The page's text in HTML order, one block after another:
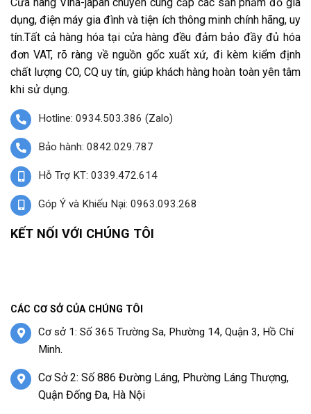
dụng, điện máy gia đình và tiện ích thông minh chính hãng, uy
tín.Tất cả hàng hóa tại cửa hàng đều đảm bảo đầy đủ hóa
đơn VAT, rõ ràng về nguồn gốc xuất xứ, đi kèm kiểm định
chất lượng CO, CQ uy tín, giúp khách hàng hoàn toàn yên tâm
khi sử dụng.
Hotline: 0934.503.386 (Zalo)
Bảo hành: 0842.029.787
Hỗ Trợ KT: 0339.472.614
Góp Ý và Khiếu Nại: 0963.093.268
KẾT NỐI VỚI CHÚNG TÔI
CÁC CƠ SỞ CỦA CHÚNG TÔI
Cơ sở 1: Số 365 Trường Sa, Phường 14, Quận 3, Hồ Chí
Minh.
Cơ Sở 2: Số 886 Đường Láng, Phường Láng Thượng,
Quận Đống Đa, Hà Nội